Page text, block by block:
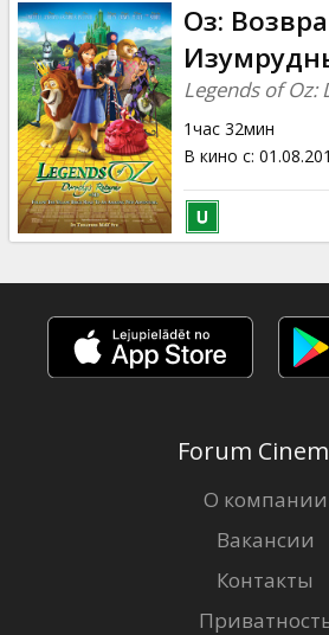
Подарки
Кинозакуски
B2B
Клуб
Оз:
Legends of
1час 32мин
В кино с:
Forum
О компании
Вакансии
Контакты